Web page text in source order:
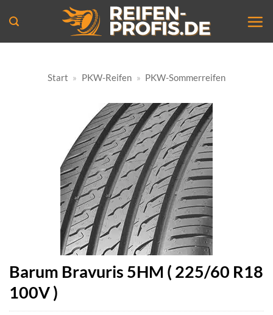
Inhalt
springen
Start » PKW-Reifen » PKW-Sommerreifen
Barum Bravuris 5HM ( 225/60 R18
100V )